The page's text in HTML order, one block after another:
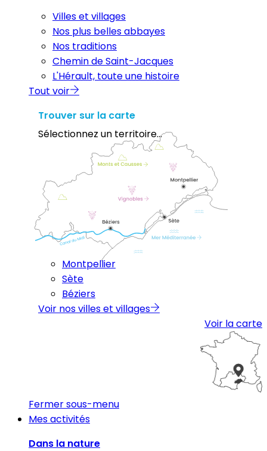
Villes et villages
Nos plus belles abbayes
Nos traditions
Chemin de Saint-Jacques
L'Hérault, toute une histoire
Tout voir
Trouver sur la carte
Sélectionnez un territoire...
Montpellier
Sète
Béziers
Voir nos villes et villages
Voir la carte
Fermer sous-menu
Mes activités
Dans la nature